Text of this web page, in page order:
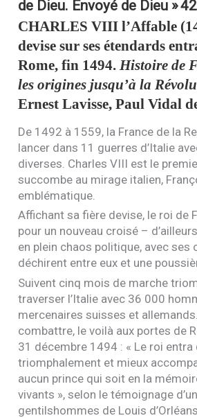
de Dieu. Envoyé de Dieu »
CHARLES VIII l’Affable
devise sur ses étendards
Rome, fin 1494. Histoire de
les origines jusqu’à la
Ernest Lavisse, Paul Vidal
De 1492 à 1559, la France de la
lancer dans 11 guerres d’Italie
diverses. CharlesVIII est le
succombe au mirage italien,
emblématique.
Affichant sa fière devise, le roi de
pour un nouveau croisé –
en plein chaos politique, avec ses
déchirent entre eux et une
Suivent cinq mois de marche
traverser l’Italie avec 36 000
mercenaires suisses et
combattre, le voilà aux portes de
31 décembre 1494 : « Le roi entra
triomphalement et mieux
aucun prince qui soit en la
vivants », selon le témoignage
gentilshommes de Louis